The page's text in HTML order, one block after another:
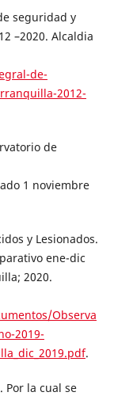
seguridad y
–2020. Alcaldia
de-
2012-
de
1 noviembre
y Lesionados.
ene-dic
2020.
Observa
2019-
.
Por la cual se